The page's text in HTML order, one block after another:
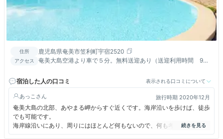
住所 鹿児島県奄美市笠利町宇宿2520
アクセス
奄美大島空港より車で５分。無料送迎あり（送迎利用時間 9：
宿泊した人の口コミ
表示される口コミについて
あっこ 旅行時期 2020年12月
奄美大島の北部、あやまる岬からすぐ近くです。海岸沿いを歩けば、徒歩
でも可能です。
海岸線沿いにあり、周りにはほとんど何もないので、何も考えずゆっくり
されたい方には良いリゾートホテルです。